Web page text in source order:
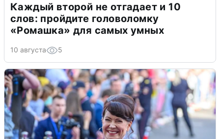
Каждый второй не отгадает и 10
слов: пройдите головоломку
«Ромашка» для самых умных
10 августа 5